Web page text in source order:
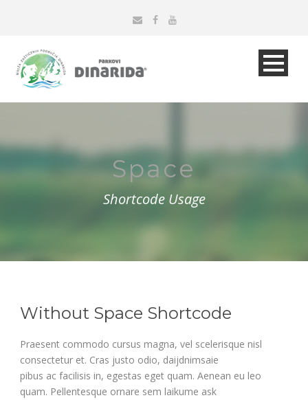
Space
Shortcode Usage
Without Space Shortcode
Praesent commodo cursus magna, vel scelerisque nisl
consectetur et. Cras justo odio, daijdnimsaie
pibus ac facilisis in, egestas eget quam. Aenean eu leo
quam. Pellentesque ornare sem laikume ask